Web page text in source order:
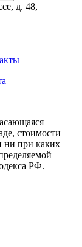
д. 48,
стоимости
ни при каких
РФ.